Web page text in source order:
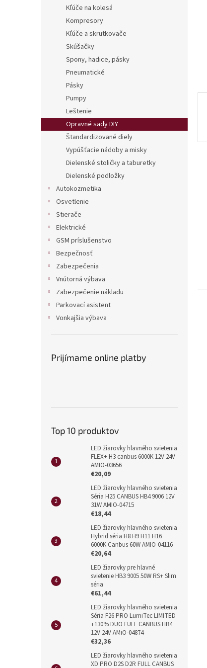
Kľúče na kolesá
Kompresory
Kľúče a skrutkovače
Skúšačky
Spony, hadice, pásky
Pneumatické
Pásky
Pumpy
Leštenie
Opravné sady DIY
Štandardizované diely
Vypúšťacie nádoby a misky
Dielenské stoličky a taburetky
Dielenské podložky
Autokozmetika
Osvetlenie
Stierače
Elektrické
GSM príslušenstvo
Bezpečnosť
Zabezpečenia
Vnútorná výbava
Zabezpečenie nákladu
Parkovací asistent
Vonkajšia výbava
Prijímame online platby
Top 10 produktov
LED žiarovky hlavného svietenia
FLEX+ H3 canbus 6000K 12V 24V
AMIO-03656
€20,09
LED žiarovky hlavného svietenia
Séria H25 CANBUS HB4 9006 12V
31W AMIO-04715
€18,44
LED žiarovky hlavného svietenia
Hybrid séria H8 H9 H11 H16
6000K Canbus 60W AMIO-04116
€20,64
LED žiarovky pre hlavné
svietenie HB3 9005 50W RS+ Slim
séria
€61,44
LED žiarovky hlavného svietenia
Séria F26 PRO LumiTec LIMITED
+130% DUO FULL CANBUS HB4
12V 24V AMiO-04874
€32,36
LED žiarovky hlavného svietenia
XD PRO D2S D2R FULL CANBUS